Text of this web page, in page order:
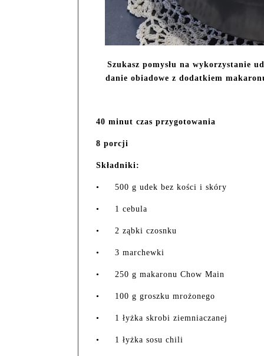
Szukasz pomysłu na wykorzystanie
danie obiadowe z dodatkiem
40 minut czas przygotowania
8 porcji
Składniki:
• 500 g udek bez kości i skóry
• 1 cebula
• 2 ząbki czosnku
• 3 marchewki
• 250 g makaronu Chow Main
• 100 g groszku mrożonego
• 1 łyżka skrobi ziemniaczanej
• 1 łyżka sosu chili